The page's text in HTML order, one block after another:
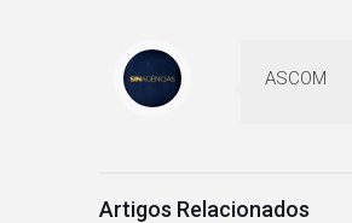
ASCOM
Artigos Relacionados